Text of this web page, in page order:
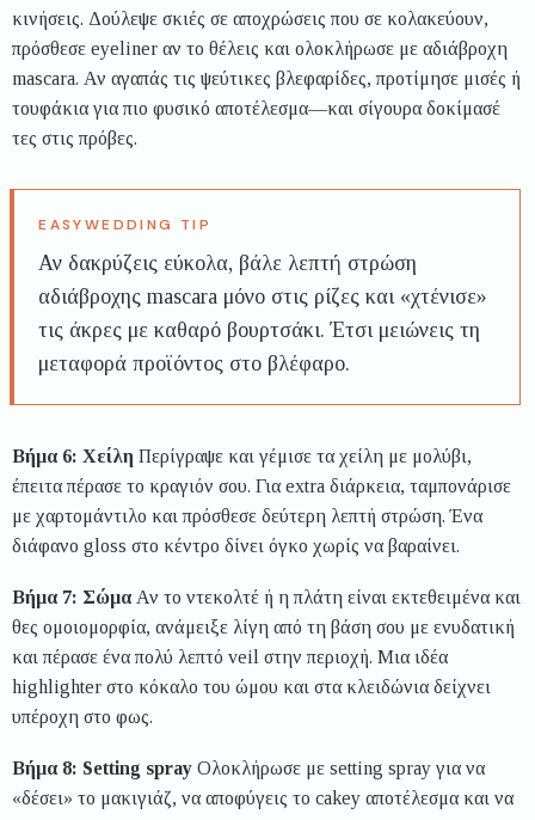
κινήσεις. Δούλεψε σκιές σε αποχρώσεις που σε κολακεύουν,
πρόσθεσε eyeliner αν το θέλεις και ολοκλήρωσε με αδιάβροχη
mascara. Αν αγαπάς τις ψεύτικες βλεφαρίδες, προτίμησε μισές ή
τουφάκια για πιο φυσικό αποτέλεσμα—και σίγουρα δοκίμασέ
τες στις πρόβες.
Αν δακρύζεις εύκολα, βάλε λεπτή στρώση
αδιάβροχης mascara μόνο στις ρίζες και «χτένισε»
τις άκρες με καθαρό βουρτσάκι. Έτσι μειώνεις τη
μεταφορά προϊόντος στο βλέφαρο.
Βήμα 6: Χείλη Περίγραψε και γέμισε τα χείλη με μολύβι,
έπειτα πέρασε το κραγιόν σου. Για extra διάρκεια, ταμπονάρισε
με χαρτομάντιλο και πρόσθεσε δεύτερη λεπτή στρώση. Ένα
διάφανο gloss στο κέντρο δίνει όγκο χωρίς να βαραίνει.
Βήμα 7: Σώμα Αν το ντεκολτέ ή η πλάτη είναι εκτεθειμένα και
θες ομοιομορφία, ανάμειξε λίγη από τη βάση σου με ενυδατική
και πέρασε ένα πολύ λεπτό veil στην περιοχή. Μια ιδέα
highlighter στο κόκαλο του ώμου και στα κλειδώνια δείχνει
υπέροχη στο φως.
Βήμα 8: Setting spray Ολοκλήρωσε με setting spray για να
«δέσει» το μακιγιάζ, να αποφύγεις το cakey αποτέλεσμα και να